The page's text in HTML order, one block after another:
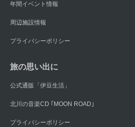
年間イベント情報
周辺施設情報
プライバシーポリシー
旅の思い出に
公式通販「伊豆生活」
北川の音楽CD ｢MOON ROAD｣
プライバシーポリシー